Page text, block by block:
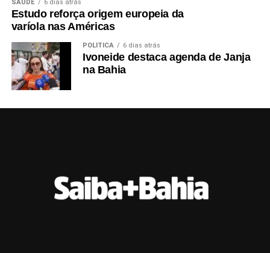
SAÚDE 6 dias atrás
Estudo reforça origem europeia da
varíola nas Américas
POLÍTICA 6 dias atrás
Ivoneide destaca agenda de Janja
na Bahia